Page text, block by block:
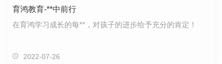
育鸿教育-**中前行
在育鸿学习成长的每**，对孩子的进步给予充分的肯定！
2022-07-26